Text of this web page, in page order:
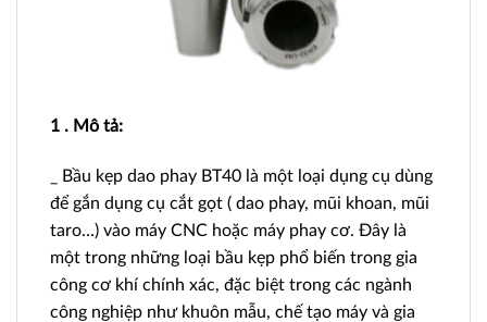
1 . Mô tả:
_ Bầu kẹp dao phay BT40 là một loại dụng cụ dùng
để gắn dụng cụ cắt gọt ( dao phay, mũi khoan, mũi
taro…) vào máy CNC hoặc máy phay cơ. Đây là
một trong những loại bầu kẹp phổ biến trong gia
công cơ khí chính xác, đặc biệt trong các ngành
công nghiệp như khuôn mẫu, chế tạo máy và gia